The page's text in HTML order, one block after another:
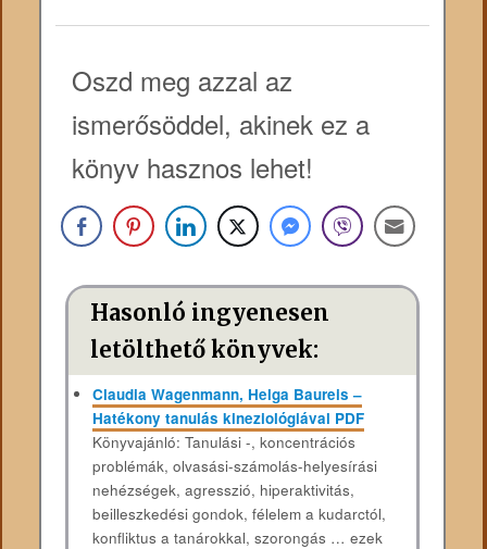
Oszd meg azzal az
ismerősöddel, akinek ez a
könyv hasznos lehet!
Hasonló ingyenesen
letölthető könyvek:
Claudia Wagenmann, Helga Baureis –
Hatékony tanulás kineziológiával PDF
Könyvajánló: Tanulási -, koncentrációs
problémák, olvasási-számolás-helyesírási
nehézségek, agresszió, hiperaktivitás,
beilleszkedési gondok, félelem a kudarctól,
konfliktus a tanárokkal, szorongás … ezek